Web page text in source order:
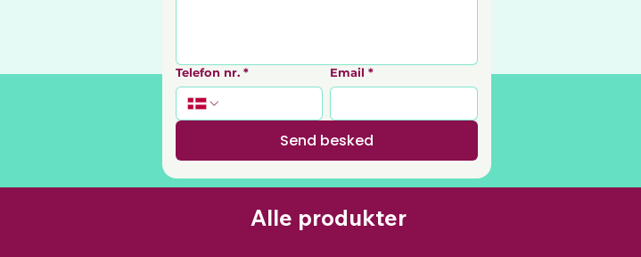
Telefon nr. * Email *
Send besked
Alle produkter